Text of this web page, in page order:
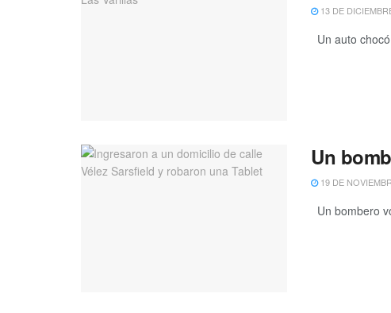
13 DE
Un auto
Un
19 DE
Un bombero